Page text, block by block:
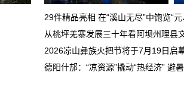
车载蓝牙坏了 找到理想400解决 以我超
质保为由拒绝更换 沟通无果 不解决
我于8.13晚在昆明万象城购买一辆乐道
29件精品亮相 在“溪山无尽”中饱览“
从桃坪羌寨发展三十年看阿坝州理县
2026凉山彝族火把节将于7月19日启
德阳什邡：“凉资源”撬动“热经济” 避